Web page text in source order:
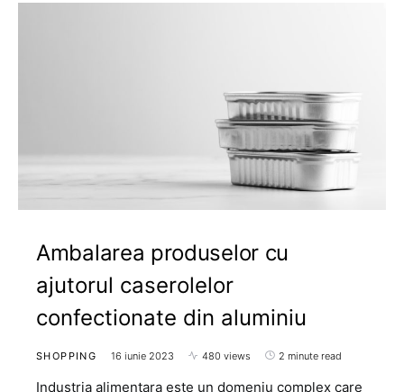
Ambalarea produselor cu
ajutorul caserolelor
confectionate din aluminiu
SHOPPING 16 iunie 2023 480 views 2 minute read
Industria alimentara este un domeniu complex care